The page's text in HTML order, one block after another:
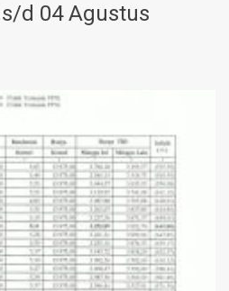
d 04 Agustus